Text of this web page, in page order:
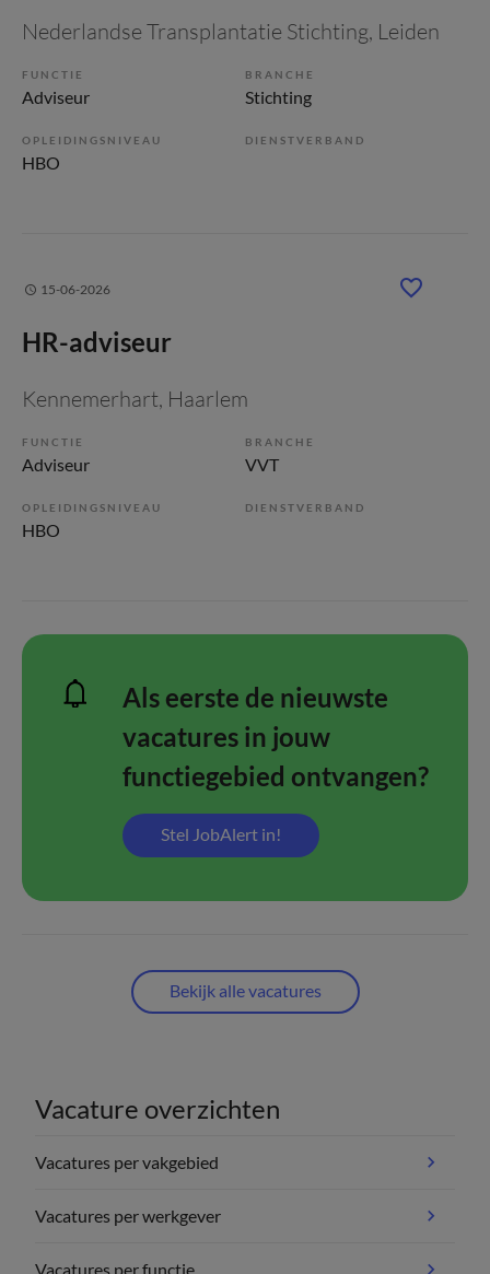
Nederlandse Transplantatie Stichting, Leiden
FUNCTIE
Adviseur
BRANCHE
Stichting
OPLEIDINGSNIVEAU
HBO
DIENSTVERBAND
15-06-2026
HR-adviseur
Kennemerhart, Haarlem
FUNCTIE
Adviseur
BRANCHE
VVT
OPLEIDINGSNIVEAU
HBO
DIENSTVERBAND
Als eerste de nieuwste
vacatures in jouw
functiegebied ontvangen?
Stel JobAlert in!
Bekijk alle vacatures
Vacature overzichten
Vacatures per vakgebied
Vacatures per werkgever
Vacatures per functie